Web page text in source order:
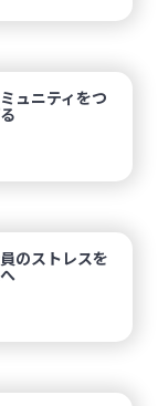
ュニティをつ
のストレスを